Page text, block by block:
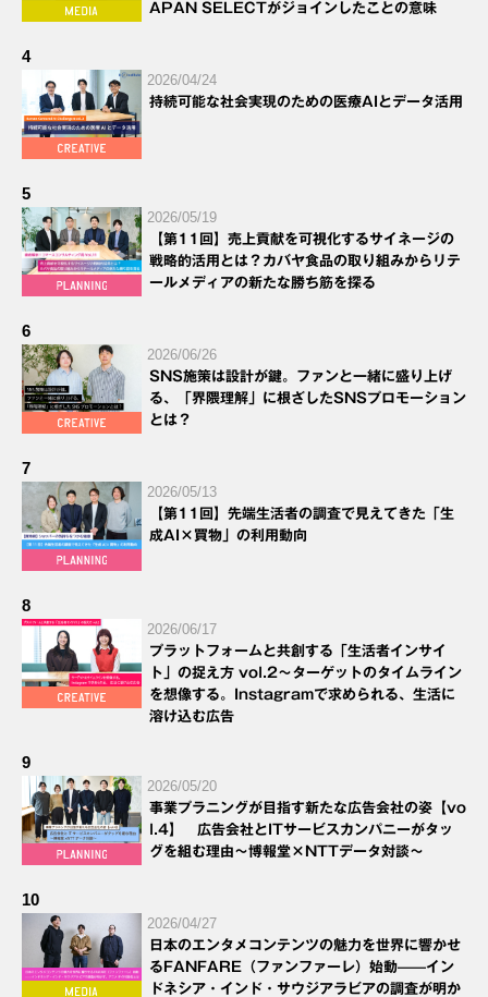
APAN SELECTがジョインしたことの意味
4
2026/04/24
持続可能な社会実現のための医療AIとデータ活用
5
2026/05/19
【第11回】売上貢献を可視化するサイネージの
戦略的活用とは？カバヤ食品の取り組みからリテ
ールメディアの新たな勝ち筋を探る
6
2026/06/26
SNS施策は設計が鍵。ファンと一緒に盛り上げ
る、「界隈理解」に根ざしたSNSプロモーション
とは？
7
2026/05/13
【第11回】先端生活者の調査で見えてきた「生
成AI×買物」の利用動向
8
2026/06/17
プラットフォームと共創する「生活者インサイ
ト」の捉え方 vol.2～ターゲットのタイムライン
を想像する。Instagramで求められる、生活に
溶け込む広告
9
2026/05/20
事業プラニングが目指す新たな広告会社の姿【vo
l.4】 広告会社とITサービスカンパニーがタッ
グを組む理由～博報堂×NTTデータ対談～
10
2026/04/27
日本のエンタメコンテンツの魅力を世界に響かせ
るFANFARE（ファンファーレ）始動——イン
ドネシア・インド・サウジアラビアの調査が明か